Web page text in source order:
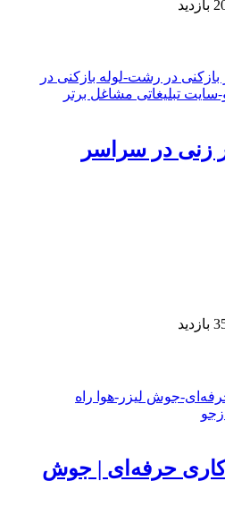
زنی در سراسر
حرفه‌ای | جوش